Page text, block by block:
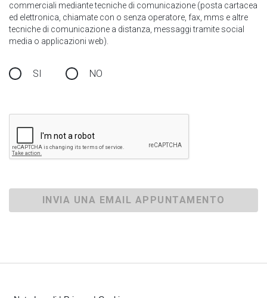
commerciali mediante tecniche di comunicazione (posta cartacea
ed elettronica, chiamate con o senza operatore, fax, mms e altre
tecniche di comunicazione a distanza, messaggi tramite social
media o applicazioni web).
SI NO
INVIA UNA EMAIL APPUNTAMENTO